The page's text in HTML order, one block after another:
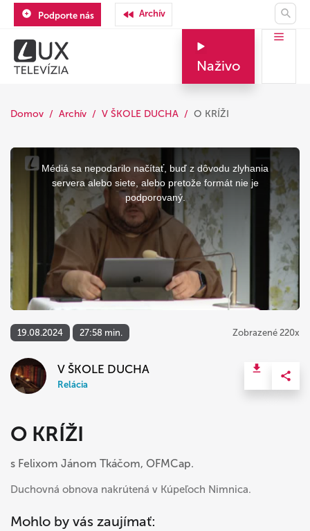
Podporte nás Archív
Naživo
Domov Archív V ŠKOLE DUCHA O KRÍŽI
This
modal
Médiá sa nepodarilo načítať, buď z dôvodu zlyhania
servera alebo siete, alebo pretože formát nie je
podporovaný.
19.08.2024 27:58 min. Zobrazené 220x
V ŠKOLE DUCHA
Relácia
O KRÍŽI
s Felixom Jánom Tkáčom, OFMCap.
Duchovná obnova nakrútená v Kúpeľoch Nimnica.
Mohlo by vás zaujímať: